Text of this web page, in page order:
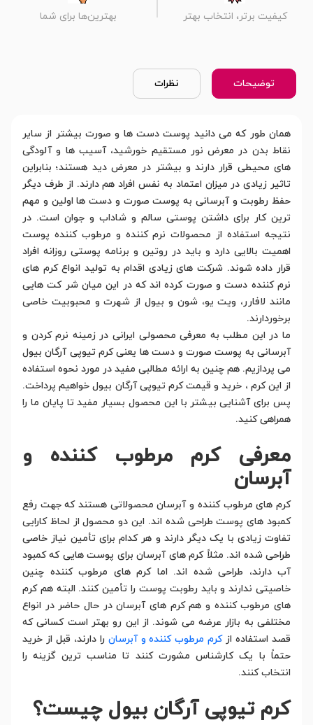
کیفیت برتر، انتخاب بهتر بهترین‌ها برای شما
توضیحات نظرات
همان طور که می دانید پوست دست ها و صورت بیشتر از سایر
نقاط بدن در معرض نور مستقیم خورشید، آسیب ها و آلودگی
های محیطی قرار دارند و بیشتر در معرض دید هستند؛ بنابراین
تاثیر زیادی در میزان اعتماد به نفس افراد هم دارند. از طرف دیگر
حفظ رطوبت و آبرسانی به پوست صورت و دست ها اولین و مهم
ترین کار برای داشتن پوستی سالم و شاداب و جوان است. در
نتیجه استفاده از محصولات نرم کننده و مرطوب کننده پوست
اهمیت بالایی دارد و باید در روتین و برنامه پوستی روزانه افراد
قرار داده شوند. شرکت های زیادی اقدام به تولید انواع کرم های
نرم کننده دست و صورت کرده اند که در این میان شر کت هایی
مانند لافارر، ویت یو، شون و بیول از شهرت و محبوبیت خاصی
برخوردارند.
ما در این مطلب به معرفی محصولی ایرانی در زمینه نرم کردن و
آبرسانی به پوست صورت و دست ها یعنی کرم تیوپی آرگان بیول
می پردازیم. هم چنین به ارائه مطالبی مفید در مورد نحوه استفاده
از این کرم ، خرید و قیمت کرم تیوپی آرگان بیول خواهیم پرداخت.
پس برای آشنایی بیشتر با این محصول بسیار مفید تا پایان ما را
همراهی کنید.
معرفی کرم مرطوب کننده و
آبرسان
کرم های مرطوب کننده و آبرسان محصولاتی هستند که جهت رفع
کمبود های پوست طراحی شده اند. این دو محصول از لحاظ کارایی
تفاوت زیادی با یک دیگر دارند و هر کدام برای تأمین نیاز خاصی
طراحی شده اند. مثلاً کرم های آبرسان برای پوست هایی که کمبود
آب دارند، طراحی شده اند. اما کرم های مرطوب کننده چنین
خاصیتی ندارند و باید رطوبت پوست را تأمین کنند. البته هم کرم
های مرطوب کننده و هم کرم های آبرسان در حال حاضر در انواع
مختلفی به بازار عرضه می شوند. از این رو بهتر است کسانی که
قصد استفاده ازکرم مرطوب کننده و آبرسان را دارند، قبل از خرید
حتماً با یک کارشناس مشورت کنند تا مناسب ترین گزینه را
انتخاب کنند.
کرم تیوپی آرگان بیول چیست؟